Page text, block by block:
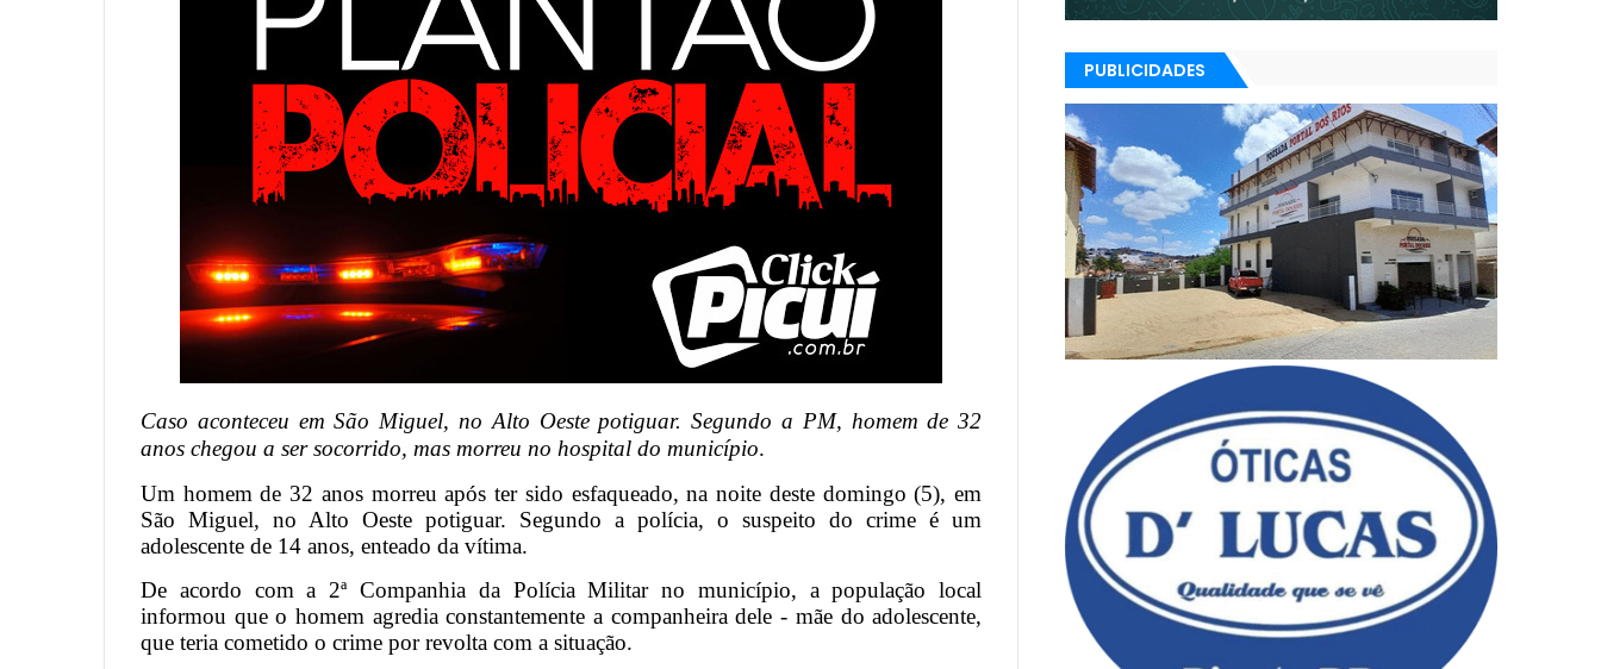
Caso aconteceu em São Miguel, no Alto Oeste potiguar. Segundo a PM, homem de 32
anos chegou a ser socorrido, mas morreu no hospital do município.
Um homem de 32 anos morreu após ter sido esfaqueado, na noite deste domingo (5), em
São Miguel, no Alto Oeste potiguar. Segundo a polícia, o suspeito do crime é um
adolescente de 14 anos, enteado da vítima.
De acordo com a 2ª Companhia da Polícia Militar no município, a população local
informou que o homem agredia constantemente a companheira dele - mãe do adolescente,
que teria cometido o crime por revolta com a situação.
PUBLICIDADES